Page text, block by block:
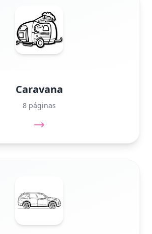
Caravana
8 páginas